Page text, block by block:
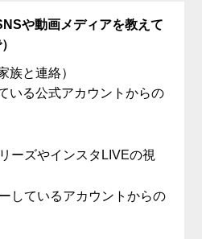
や動画メディアを教えて
族と連絡）
いる公式アカウントからの
ーズやインスタLIVEの視
しているアカウントからの